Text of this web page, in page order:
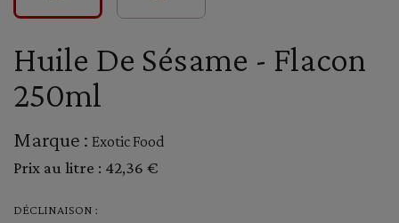
Huile De Sésame - Flacon
250ml
Marque : Exotic Food
Prix au litre : 42,36 €
DÉCLINAISON :